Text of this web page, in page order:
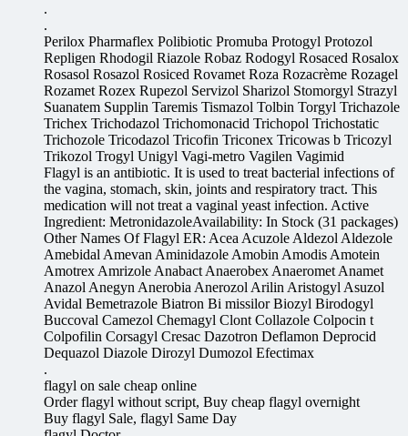
.
.
Perilox Pharmaflex Polibiotic Promuba Protogyl Protozol
Repligen Rhodogil Riazole Robaz Rodogyl Rosaced Rosalox
Rosasol Rosazol Rosiced Rovamet Roza Rozacrème Rozagel
Rozamet Rozex Rupezol Servizol Sharizol Stomorgyl Strazyl
Suanatem Supplin Taremis Tismazol Tolbin Torgyl Trichazole
Trichex Trichodazol Trichomonacid Trichopol Trichostatic
Trichozole Tricodazol Tricofin Triconex Tricowas b Tricozyl
Trikozol Trogyl Unigyl Vagi-metro Vagilen Vagimid
Flagyl is an antibiotic. It is used to treat bacterial infections of
the vagina, stomach, skin, joints and respiratory tract. This
medication will not treat a vaginal yeast infection. Active
Ingredient: MetronidazoleAvailability: In Stock (31 packages)
Other Names Of Flagyl ER: Acea Acuzole Aldezol Aldezole
Amebidal Amevan Aminidazole Amobin Amodis Amotein
Amotrex Amrizole Anabact Anaerobex Anaeromet Anamet
Anazol Anegyn Anerobia Anerozol Arilin Aristogyl Asuzol
Avidal Bemetrazole Biatron Bi missilor Biozyl Birodogyl
Buccoval Camezol Chemagyl Clont Collazole Colpocin t
Colpofilin Corsagyl Cresac Dazotron Deflamon Deprocid
Dequazol Diazole Dirozyl Dumozol Efectimax
.
flagyl on sale cheap online
Order flagyl without script, Buy cheap flagyl overnight
Buy flagyl Sale, flagyl Same Day